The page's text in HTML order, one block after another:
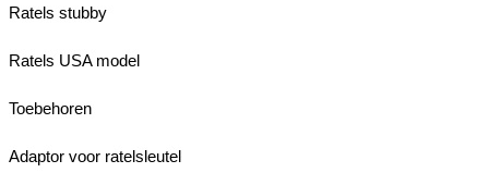
Ratels stubby
Ratels USA model
Toebehoren
Adaptor voor ratelsleutel